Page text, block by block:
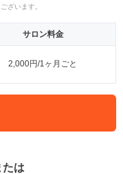
ざいます。
サロン料金
2,000円/1ヶ月ごと
たは